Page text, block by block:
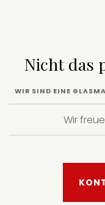
Nicht das
WIR SIND EINE
Wir